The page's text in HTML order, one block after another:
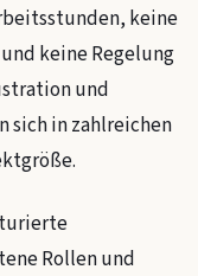
keine
keine Regelung
und
sich in zahlreichen
Rollen und